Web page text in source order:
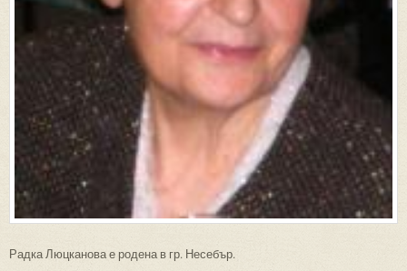
Радка Люцканова е родена в гр. Несебър.